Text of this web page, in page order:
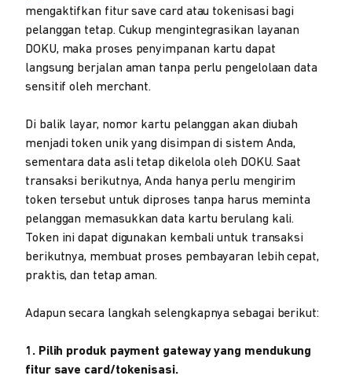
mengaktifkan fitur save card atau tokenisasi bagi
pelanggan tetap. Cukup mengintegrasikan layanan
DOKU, maka proses penyimpanan kartu dapat
langsung berjalan aman tanpa perlu pengelolaan data
sensitif oleh merchant.
Di balik layar, nomor kartu pelanggan akan diubah
menjadi token unik yang disimpan di sistem Anda,
sementara data asli tetap dikelola oleh DOKU. Saat
transaksi berikutnya, Anda hanya perlu mengirim
token tersebut untuk diproses tanpa harus meminta
pelanggan memasukkan data kartu berulang kali.
Token ini dapat digunakan kembali untuk transaksi
berikutnya, membuat proses pembayaran lebih cepat,
praktis, dan tetap aman.
Adapun secara langkah selengkapnya sebagai berikut:
1. Pilih produk payment gateway yang mendukung
fitur save card/tokenisasi.